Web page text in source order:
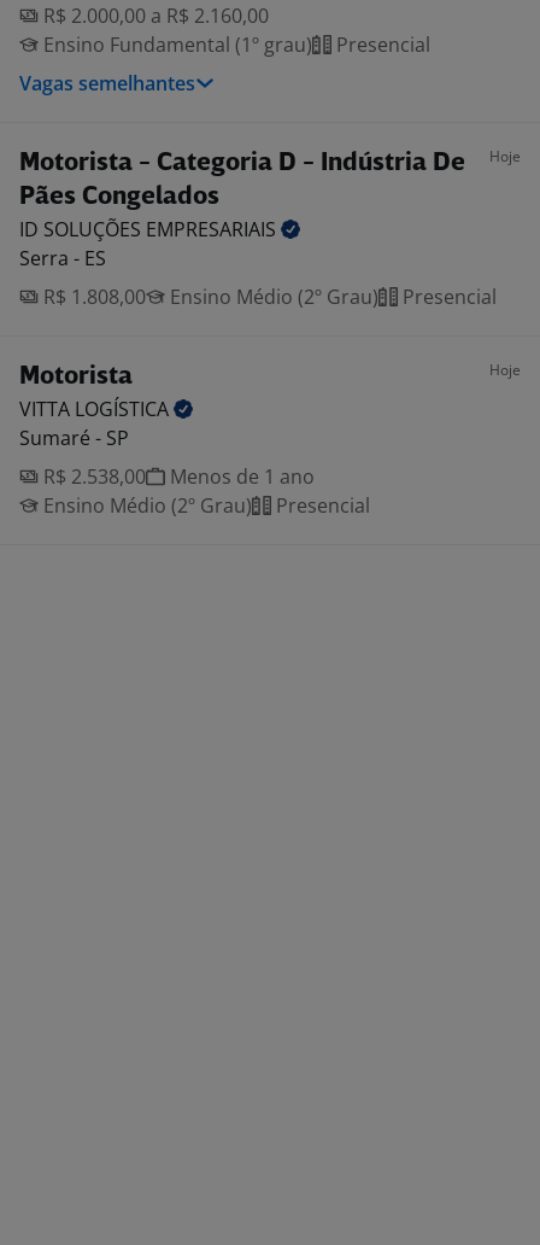
R$ 2.000,00 a R$ 2.160,00
Ensino Fundamental (1º grau)
Presencial
Vagas semelhantes
Motorista - Categoria D - Indústria De
Pães Congelados
Hoje
ID SOLUÇÕES EMPRESARIAIS
Serra - ES
R$ 1.808,00
Ensino Médio (2º Grau) Presencial
Motorista Hoje
VITTA LOGÍSTICA
Sumaré - SP
R$ 2.538,00
Menos de 1 ano
Ensino Médio (2º Grau)
Presencial